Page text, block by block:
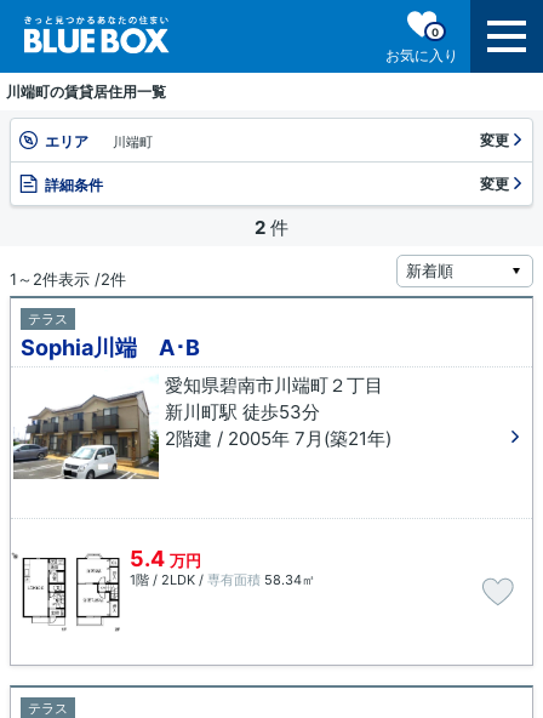
お気に入り
0
川端町の賃貸居住用一覧
エリア 川端町 変更
詳細条件 変更
2 件
1～2件表示 /2件
テラス
Sophia川端 A･B
愛知県碧南市川端町２丁目
新川町駅 徒歩53分
2階建 / 2005年 7月(築21年)
5.4 万円
1階 / 2LDK / 専有面積 58.34㎡
テラス